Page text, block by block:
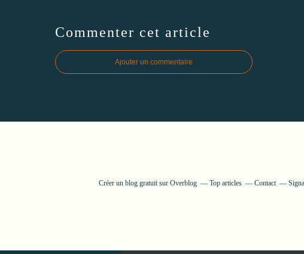
Commenter cet article
Ajouter un commentaire
Créer un blog gratuit sur Overblog Top articles Contact